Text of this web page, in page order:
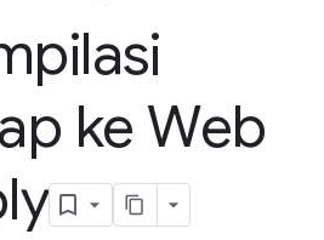
ke Web